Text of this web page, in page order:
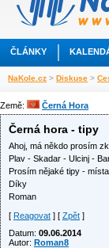
ČLÁNKY
NaKole.cz > Diskuse >
Země: Černá Hora
Černá hora - tipy
Ahoj, má někdo prosím
Plav - Skadar - Ulcinj -
Prosím nějaké tipy -
Díky
Roman
[ Reagovat ] [ Zpět ]
Datum: 09.06.2014
Autor: Roman8